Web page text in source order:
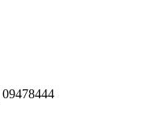
09478444